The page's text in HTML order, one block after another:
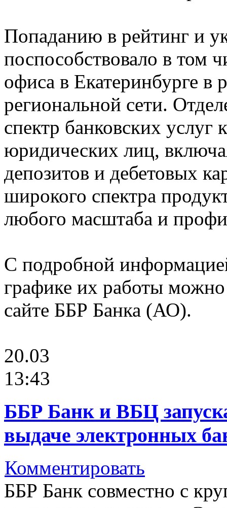
Попаданию в рейтинг и
поспособствовало в том
офиса в Екатеринбурге
региональной сети.
спектр банковских услуг
юридических лиц,
депозитов и дебетовых
широкого спектра
любого масштаба и
С подробной
графике их работы
сайте ББР Банка (АО).
20.03
13:43
ББР Банк и ВБЦ
выдаче электронных
Комментировать
ББР Банк совместно с